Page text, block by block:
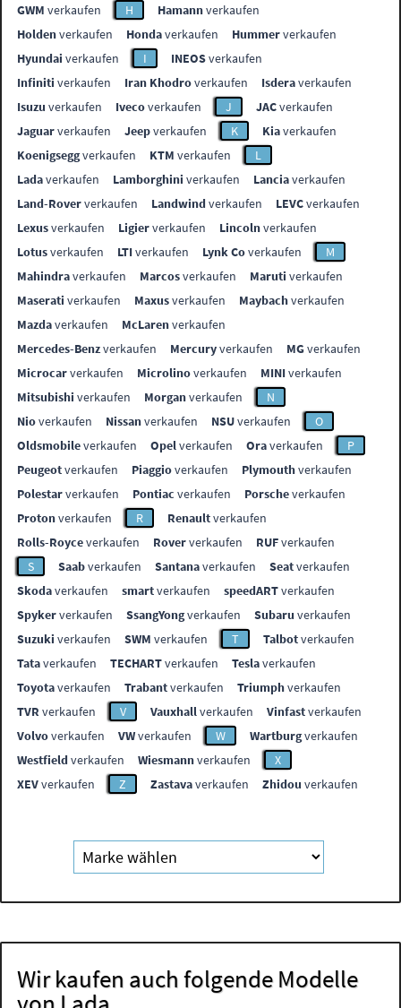
GWM verkaufen H Hamannverkaufen
Holdenverkaufen Hondaverkaufen Hummerverkaufen
Hyundai verkaufen I INEOSverkaufen
Infiniti verkaufen Iran Khodroverkaufen Isderaverkaufen
Isuzu verkaufen Ivecoverkaufen J JACverkaufen
Jaguarverkaufen Jeepverkaufen K Kiaverkaufen
Koenigseggverkaufen KTM verkaufen
L
Ladaverkaufen Lamborghini verkaufen Lanciaverkaufen
Land-Roververkaufen Landwindverkaufen LEVCverkaufen
Lexusverkaufen Ligierverkaufen Lincolnverkaufen
Lotusverkaufen LTIverkaufen Lynk Coverkaufen
M
Mahindraverkaufen Marcosverkaufen Maruti verkaufen
Maserati verkaufen Maxusverkaufen Maybachverkaufen
Mazdaverkaufen McLarenverkaufen
Mercedes-Benzverkaufen Mercuryverkaufen MGverkaufen
Microcarverkaufen Microlinoverkaufen MINIverkaufen
Mitsubishi verkaufen Morganverkaufen
N
Nioverkaufen Nissanverkaufen NSUverkaufen
O
Oldsmobileverkaufen Opelverkaufen Oraverkaufen
P
Peugeotverkaufen Piaggioverkaufen Plymouthverkaufen
Polestarverkaufen Pontiac verkaufen Porscheverkaufen
Protonverkaufen R Renaultverkaufen
Rolls-Royceverkaufen Roververkaufen RUFverkaufen
S
Saabverkaufen Santanaverkaufen Seatverkaufen
Skodaverkaufen smartverkaufen speedARTverkaufen
Spykerverkaufen SsangYongverkaufen Subaru verkaufen
Suzuki verkaufen SWM verkaufen T Talbotverkaufen
Tataverkaufen TECHARTverkaufen Teslaverkaufen
Toyotaverkaufen Trabantverkaufen Triumphverkaufen
TVR verkaufen V Vauxhallverkaufen Vinfastverkaufen
Volvoverkaufen VWverkaufen W Wartburgverkaufen
Westfieldverkaufen Wiesmannverkaufen
X
XEVverkaufen Z Zastavaverkaufen Zhidou verkaufen
Wir kaufen auch folgende Modelle